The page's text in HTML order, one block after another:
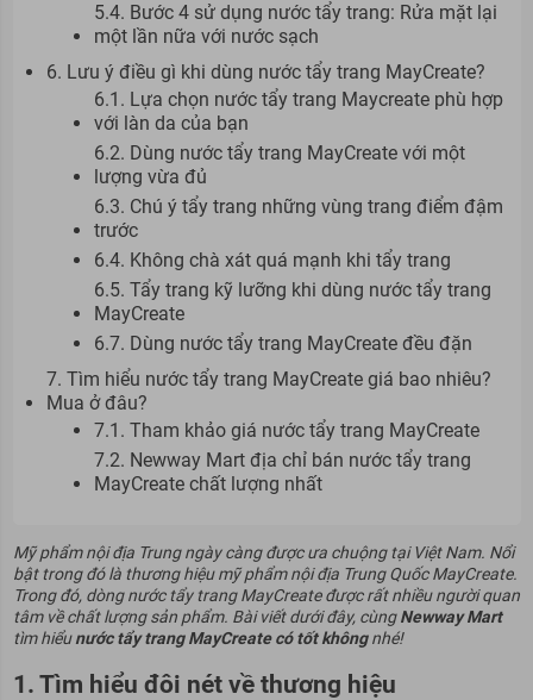
5.4. Bước 4 sử dụng nước tẩy trang: Rửa mặt lại
một lần nữa với nước sạch
6. Lưu ý điều gì khi dùng nước tẩy trang MayCreate?
6.1. Lựa chọn nước tẩy trang Maycreate phù hợp
với làn da của bạn
6.2. Dùng nước tẩy trang MayCreate với một
lượng vừa đủ
6.3. Chú ý tẩy trang những vùng trang điểm đậm
trước
6.4. Không chà xát quá mạnh khi tẩy trang
6.5. Tẩy trang kỹ lưỡng khi dùng nước tẩy trang
MayCreate
6.7. Dùng nước tẩy trang MayCreate đều đặn
7. Tìm hiểu nước tẩy trang MayCreate giá bao nhiêu?
Mua ở đâu?
7.1. Tham khảo giá nước tẩy trang MayCreate
7.2. Newway Mart địa chỉ bán nước tẩy trang
MayCreate chất lượng nhất
Mỹ phẩm nội địa Trung ngày càng được ưa chuộng tại Việt Nam. Nổi
bật trong đó là thương hiệu mỹ phẩm nội địa Trung Quốc MayCreate.
Trong đó, dòng nước tẩy trang MayCreate được rất nhiều người quan
tâm về chất lượng sản phẩm. Bài viết dưới đây, cùngNewway Mart
tìm hiểunước tẩy trang MayCreate có tốt khôngnhé!
1. Tìm hiểu đôi nét về thương hiệu